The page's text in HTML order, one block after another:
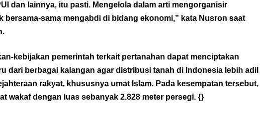
dan lainnya, itu pasti. Mengelola dalam arti mengorganisir
bersama-sama mengabdi di bidang ekonomi,” kata Nusron saat
kebijakan pemerintah terkait pertanahan dapat menciptakan
dari berbagai kalangan agar distribusi tanah di Indonesia lebih adil
rakyat, khususnya umat Islam. Pada kesempatan tersebut,
wakaf dengan luas sebanyak 2.828 meter persegi. {}